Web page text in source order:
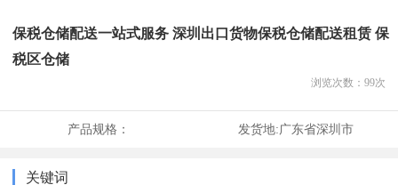
保税仓储配送一站式服务 深圳出口货物保税仓储配送租赁 保
税区仓储
浏览次数： 99次
产品规格： 发货地:广东省深圳市
关键词